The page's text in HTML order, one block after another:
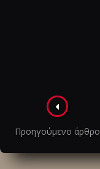
Πλοήγηση
στα
άρθρα
Προηγούμενο άρθρο